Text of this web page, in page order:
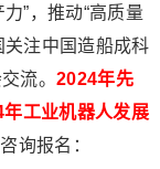
”，推动“高质量
关注中国造船成科
流。 2024年先
年工业机器人发展
询报名：